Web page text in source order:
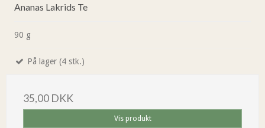
Ananas Lakrids Te
90 g
På lager (4 stk.)
35,00 DKK
Vis produkt